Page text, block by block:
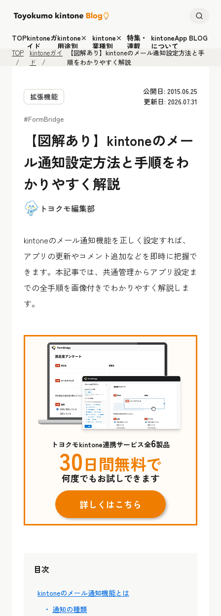
TOPkintoneガ
イド
kintone×
用途別
kintone×
業種別
特集・
連載
kintoneApp BLOG
について
TOP
kintoneガイ
ド
【図解あり】kintoneのメール通知設定方法と手
順をわかりやすく解説
拡張機能
公開日: 2015.06.25
更新日: 2026.07.31
#FormBridge
【図解あり】kintoneのメー
ル通知設定方法と手順をわ
かりやすく解説
トヨクモ編集部
kintoneのメール通知機能を正しく設定すれば、
アプリの更新やコメント追加などを即時に把握で
きます。本記事では、共通管理からアプリ設定ま
での全手順を画像付きでわかりやすく解説しま
す。
トヨクモkintone連携サービス全6製品
30日間無料で
何度でもお試しできます
詳しくはこちら
目次
kintoneのメール通知機能とは
通知の種類